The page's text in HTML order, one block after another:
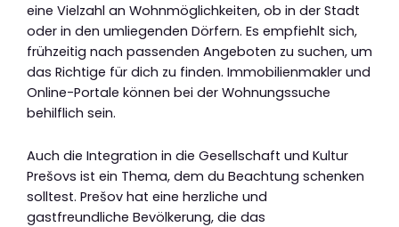
eine Vielzahl an Wohnmöglichkeiten, ob in der Stadt
oder in den umliegenden Dörfern. Es empfiehlt sich,
frühzeitig nach passenden Angeboten zu suchen, um
das Richtige für dich zu finden. Immobilienmakler und
Online-Portale können bei der Wohnungssuche
behilflich sein.
Auch die Integration in die Gesellschaft und Kultur
Prešovs ist ein Thema, dem du Beachtung schenken
solltest. Prešov hat eine herzliche und
gastfreundliche Bevölkerung, die das